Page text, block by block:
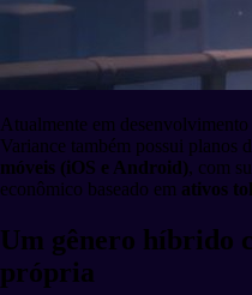
Atualmente em desenvolvimento
Variance também possui planos
móveis (iOS e Android), com
econômico baseado em ativos
Um gênero híbrido
própria